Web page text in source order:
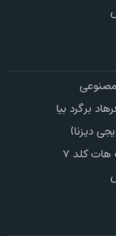
برگرد بیا
دیزنا)
کلد ۷